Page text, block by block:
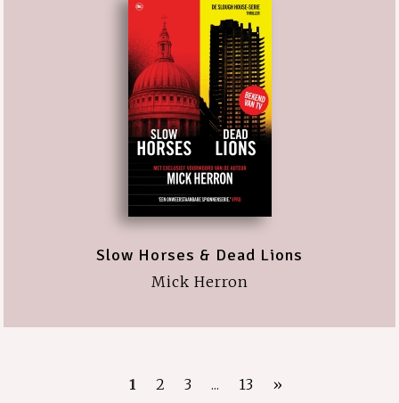
Slow Horses & Dead Lions
Mick Herron
1 2 3 ... 13 »